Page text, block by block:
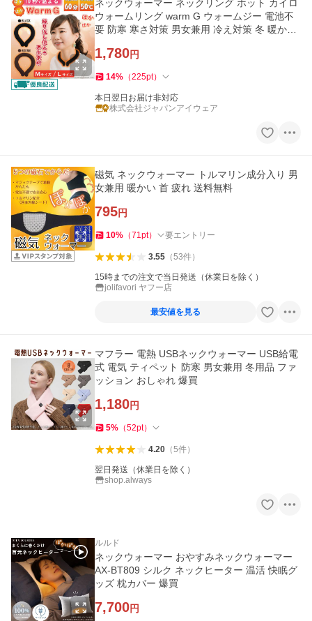
ネックウォーマー ネックリング ホット カイロ
ウォームリング warm G ウォームジー 電池不
要 防寒 寒さ対策 男女兼用 冷え対策 冬 暖かい
1,780円
14% （225pt）
本日翌日お届け非対応
株式会社ジャパンアイウェア
磁気 ネックウォーマー トルマリン成分入り 男
女兼用 暖かい 首 疲れ 送料無料
795円
10% （71pt） 要エントリー
3.55（53件）
15時までの注文で当日発送（休業日を除く）
jolifavori ヤフー店
最安値を見る
マフラー 電熱 USBネックウォーマー USB給電
式 電気 ティペット 防寒 男女兼用 冬用品 ファ
ッション おしゃれ 爆買
1,180円
5% （52pt）
4.20（5件）
翌日発送（休業日を除く）
shop.always
ルルド
ネックウォーマー おやすみネックウォーマー
AX-BT809 シルク ネックヒーター 温活 快眠グ
ッズ 枕カバー 爆買
7,700円